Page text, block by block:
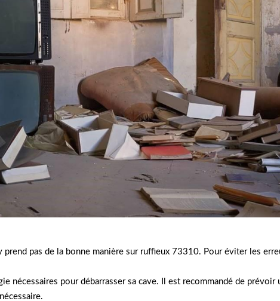
prend pas de la bonne manière sur ruffieux 73310. Pour éviter les
nécessaires pour débarrasser sa cave. Il est recommandé de